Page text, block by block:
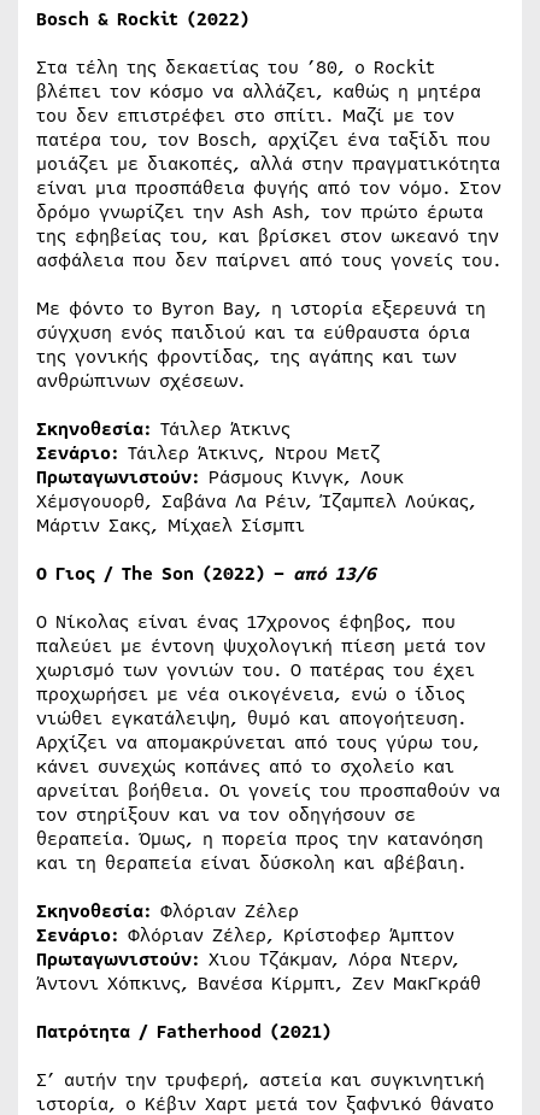
Bosch & Rockit (2022)
Στα τέλη της δεκαετίας του ’80, ο Rockit
βλέπει τον κόσμο να αλλάζει, καθώς η μητέρα
του δεν επιστρέφει στο σπίτι. Μαζί με τον
πατέρα του, τον Bosch, αρχίζει ένα ταξίδι που
μοιάζει με διακοπές, αλλά στην πραγματικότητα
είναι μια προσπάθεια φυγής από τον νόμο. Στον
δρόμο γνωρίζει την Ash Ash, τον πρώτο έρωτα
της εφηβείας του, και βρίσκει στον ωκεανό την
ασφάλεια που δεν παίρνει από τους γονείς του.
Με φόντο το Byron Bay, η ιστορία εξερευνά τη
σύγχυση ενός παιδιού και τα εύθραυστα όρια
της γονικής φροντίδας, της αγάπης και των
ανθρώπινων σχέσεων.
Σκηνοθεσία: Τάιλερ Άτκινς
Σενάριο: Τάιλερ Άτκινς, Ντρου Μετζ
Πρωταγωνιστούν: Ράσμους Κινγκ, Λουκ
Χέμσγουορθ, Σαβάνα Λα Ρέιν, Ίζαμπελ Λούκας,
Μάρτιν Σακς, Μίχαελ Σίσμπι
Ο Γιος / The Son (2022) – από 13/6
Ο Νίκολας είναι ένας 17χρονος έφηβος, που
παλεύει με έντονη ψυχολογική πίεση μετά τον
χωρισμό των γονιών του. Ο πατέρας του έχει
προχωρήσει με νέα οικογένεια, ενώ ο ίδιος
νιώθει εγκατάλειψη, θυμό και απογοήτευση.
Αρχίζει να απομακρύνεται από τους γύρω του,
κάνει συνεχώς κοπάνες από το σχολείο και
αρνείται βοήθεια. Οι γονείς του προσπαθούν να
τον στηρίξουν και να τον οδηγήσουν σε
θεραπεία. Όμως, η πορεία προς την κατανόηση
και τη θεραπεία είναι δύσκολη και αβέβαιη.
Σκηνοθεσία: Φλόριαν Ζέλερ
Σενάριο: Φλόριαν Ζέλερ, Κρίστοφερ Άμπτον
Πρωταγωνιστούν: Χιου Τζάκμαν, Λόρα Ντερν,
Άντονι Χόπκινς, Βανέσα Κίρμπι, Ζεν ΜακΓκράθ
Πατρότητα / Fatherhood (2021)
Σ’ αυτήν την τρυφερή, αστεία και συγκινητική
ιστορία, ο Κέβιν Χαρτ μετά τον ξαφνικό θάνατο